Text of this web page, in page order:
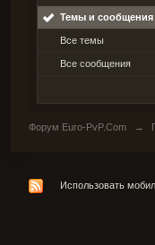
Темы и сообщения
Все темы
Все сообщения
Форум Euro-PvP.Com →
Использовать